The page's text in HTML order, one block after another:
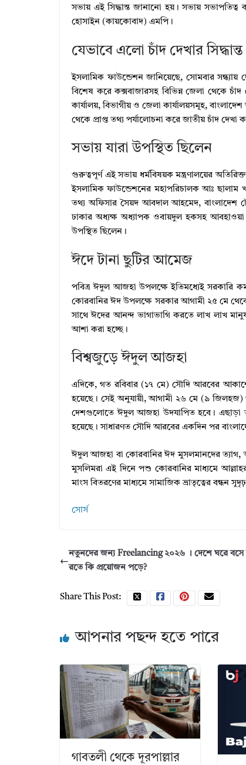
সভায় এই সিদ্ধান্ত জানানো হয়। সভায় সভাপতিত্ব
হোসাইন (কায়কোবাদ) এমপি।
যেভাবে এলো চাঁদ দেখার সিদ্ধান্ত
ইসলামিক ফাউন্ডেশন জানিয়েছে, সোমবার
বিশেষ করে কক্সবাজারসহ বিভিন্ন জেলা থেকে
কার্যালয়, বিভাগীয় ও জেলা কার্যালয়সমূহ,
থেকে প্রাপ্ত তথ্য পর্যালোচনা করে জাতীয় চাঁদ দেখা
সভায় যারা উপস্থিত ছিলেন
গুরুত্বপূর্ণ এই সভায় ধর্মবিষয়ক মন্ত্রণালয়ের
ইসলামিক ফাউন্ডেশনের মহাপরিচালক আঃ
তথ্য অফিসার সৈয়দ আবদাল আহমেদ, বাংলাদেশ
ঢাকার অধ্যক্ষ অধ্যাপক ওবায়দুল হকসহ আবহাওয়া
উপস্থিত ছিলেন।
ঈদে টানা ছুটির আমেজ
পবিত্র ঈদুল আজহা উপলক্ষে ইতিমধ্যেই সরকারি
কোরবানির ঈদ উপলক্ষে সরকার আগামী ২৫ মে থেকে
সাথে ঈদের আনন্দ ভাগাভাগি করতে লাখ লাখ মানুষ
আশা করা হচ্ছে।
বিশ্বজুড়ে ঈদুল আজহা
এদিকে, গত রবিবার (১৭ মে) সৌদি আরবের
হয়েছে। সেই অনুযায়ী, আগামী ২৬ মে (৯ জিলহজ)
দেশগুলোতে ঈদুল আজহা উদযাপিত হবে। এছাড়া
হয়েছে। সাধারণত সৌদি আরবের একদিন পর
ঈদুল আজহা বা কোরবানির ঈদ মুসলমানদের ত্যাগ,
মুসলিমরা এই দিনে পশু কোরবানির মাধ্যমে আল্লাহর
মাংস বিতরণের মাধ্যমে সামাজিক ভ্রাতৃত্বের বন্ধন
সোর্স
নতুনদের জন্য Freelancing ২০২৬ । দেশে ঘরে বসে
রতে কি প্রয়োজন পড়ে?
Share This Post:
আপনার পছন্দ হতে পারে
গাবতলী থেকে দূরপাল্লার